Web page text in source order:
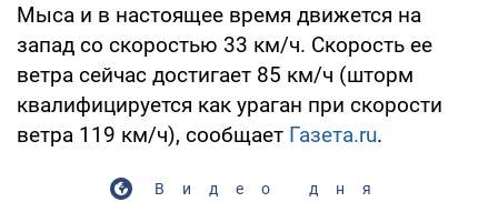
Мыса и в настоящее время движется на
запад со скоростью 33 км/ч. Скорость ее
ветра сейчас достигает 85 км/ч (шторм
квалифицируется как ураган при скорости
ветра 119 км/ч), сообщает Газета.ru.
Видео дня